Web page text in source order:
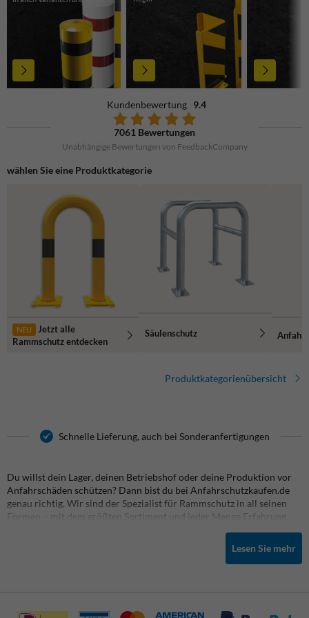
Kundenbewertung 9.4
7061 Bewertungen
Unabhängige Bewertungen von FeedbackCompany
wählen Sie eine Produktkategorie
NEU
Jetzt alle
Rammschutz entdecken
Säulenschutz
Produktkategorienübersicht
Schnelle Lieferung, auch bei Sonderanfertigungen
Du willst dein Lager, deinen Betriebshof oder deine Produktion vor
Anfahrschäden schützen? Dann bist du bei Anfahrschutzkaufen.de
genau richtig. Wir sind der Spezialist für Rammschutz in all seinen
Formen – mit dem größten Sortiment und jeder Menge Erfahrung.
einholst: Bei uns bekommst du Qualität, schnelle Lieferung und echte
Fachkompetenz. Und das alles als Teil von TrafficSupply.
Lesen Sie mehr